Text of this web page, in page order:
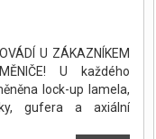
U ZÁKAZNÍKEM
U každého
lock-up lamela,
gufera a axiální